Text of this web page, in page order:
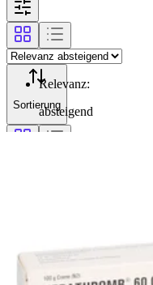
Sortierung
Relevanz:
absteigend